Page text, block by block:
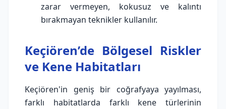
zarar vermeyen, kokusuz ve kalıntı
bırakmayan teknikler kullanılır.
Keçiören’de Bölgesel Riskler
ve Kene Habitatları
Keçiören'in geniş bir coğrafyaya yayılması,
farklı habitatlarda farklı kene türlerinin